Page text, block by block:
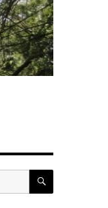
SUCHEN